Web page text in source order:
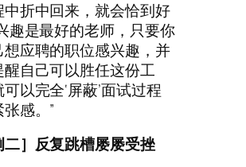
中折中回来，就会恰到好
趣是最好的老师，只要你
想应聘的职位感兴趣，并
醒自己可以胜任这份工
以完全‘屏蔽’面试过程
感。”
］ 反复跳槽屡屡受挫